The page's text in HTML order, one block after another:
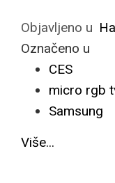
Objavljeno u
Označeno u
CES
micro rgb
Samsung
Više...